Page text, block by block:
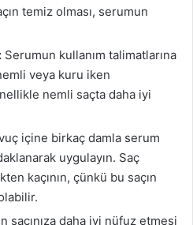
temiz olması, serumun
Serumun kullanım talimatlarına
veya kuru iken
nemli saçta daha iyi
içine birkaç damla serum
uygulayın. Saç
kaçının, çünkü bu saçın
saçınıza daha iyi nüfuz etmesi